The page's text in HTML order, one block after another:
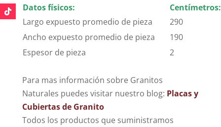
Datos físicos:
Centímetros:
Largo expuesto promedio de pieza
290
Ancho expuesto promedio de pieza
190
Espesor de pieza
2
Para mas información sobre Granitos
Naturales puedes visitar nuestro blog: Placas y
Cubiertas de Granito
Todos los productos que suministramos